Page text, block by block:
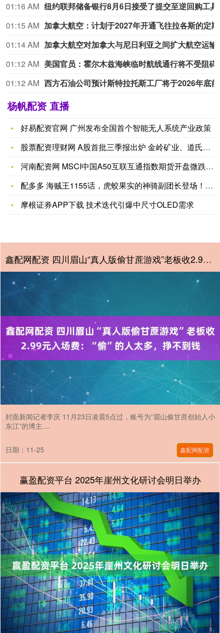
01:16 AM
01:15 AM
01:14 AM
01:12 AM
01:12 AM
杨帆配资 直播
好易配资官网 广州发布全国首个智能无人系统产业政策
股票配资理财网 A股首批三季报出炉 金岭矿业、道氏技术率先“
河南配资网 MSCI中国A50互联互通指数期货开盘微跌0.0
配多多 海贼王1155话，虎蛟果实的神骑副团长登场！亚鲁鲁出
摩根证券APP下载 技术迭代引爆中尺寸OLED需求
鑫配网配资 四川眉山“真人版偷甘蔗游戏”老板收2.99元入场费：“偷”的人太多，挣不到钱
封面新闻记者李庆 11月23日凌晨5点过，账号为“眉山偷甘蔗创始人小
东江”的博主....
日期：11-25 鑫配网配资
赢盈配资平台 2025年崖州文化研讨会明日举办